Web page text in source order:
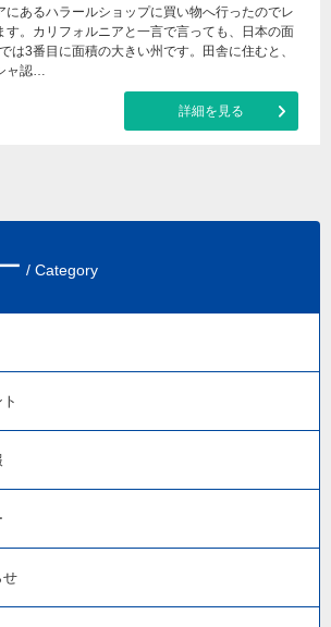
にあるハラールショップに買い物へ行ったのでレ
す。カリフォルニアと一言で言っても、日本の面
は3番目に面積の大きい州です。田舎に住むと、
ャ認…
詳細を見る
/ Category
せ